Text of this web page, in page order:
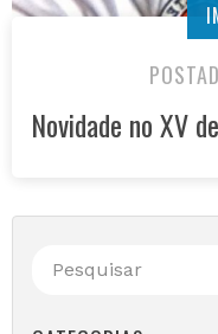
Novidade no XV